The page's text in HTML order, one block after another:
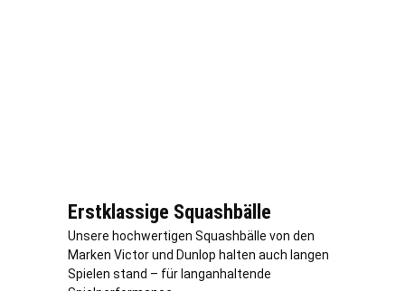
Erstklassige Squashbälle
Unsere hochwertigen Squashbälle von den
Marken Victor und Dunlop halten auch langen
Spielen stand – für langanhaltende